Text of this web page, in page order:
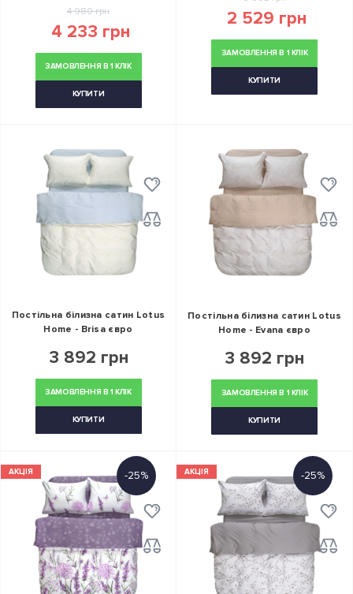
4 980 грн
4 233 грн
ЗАМОВЛЕННЯ В 1 КЛІК
КУПИТИ
2 529 грн
ЗАМОВЛЕННЯ В 1 КЛІК
КУПИТИ
Постільна білизна сатин Lotus
Home - Brisa євро
3 892 грн
ЗАМОВЛЕННЯ В 1 КЛІК
КУПИТИ
Постільна білизна сатин Lotus
Home - Evana євро
3 892 грн
ЗАМОВЛЕННЯ В 1 КЛІК
КУПИТИ
АКЦІЯ -25% АКЦІЯ -25%